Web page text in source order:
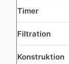
Timer
Filtration
Konstruktion